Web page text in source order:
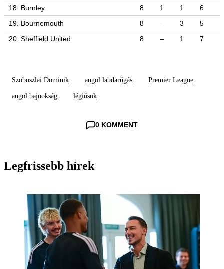
18. Burnley
8 1 1 6
19. Bournemouth
8 – 3 5
20. Sheffield United
8 – 1 7
Szoboszlai Dominik angol labdarúgás Premier League
angol bajnokság légiósok
0 KOMMENT
Legfrissebb hírek